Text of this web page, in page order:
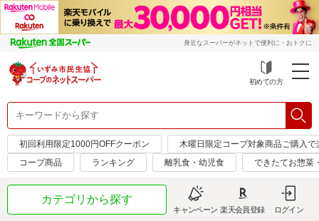
身近なスーパーがネットで便利に・おトクに
初めての方
初回利用限定1000円OFFクーポン
木曜日限定コープ対象商品ご購入
コープ商品
ランキング 離乳食・幼児食 できたてお惣菜
カテゴリから探す
キャンペーン 楽天会員登録 ログイン